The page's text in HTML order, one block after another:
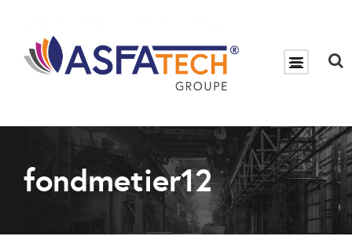
fondmetier12